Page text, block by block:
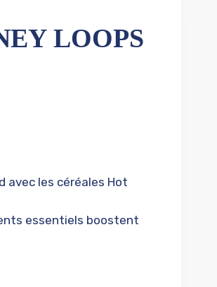
LOOPS
les céréales Hot
essentiels boostent